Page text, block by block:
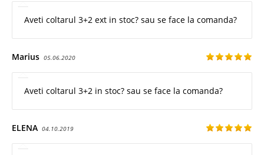
Aveti coltarul 3+2 ext in stoc? sau se face la comanda?
Marius 05.06.2020
Aveti coltarul 3+2 in stoc? sau se face la comanda?
ELENA 04.10.2019